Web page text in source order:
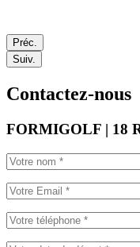
Préc.
Suiv.
Contactez-nous
FORMIGOLF | 18